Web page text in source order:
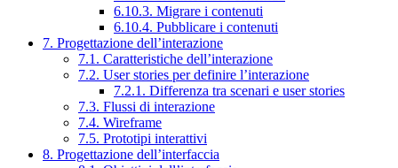
6.10.3. Migrare i contenuti
6.10.4. Pubblicare i contenuti
7. Progettazione dell’interazione
7.1. Caratteristiche dell’interazione
7.2. User stories per definire l’interazione
7.2.1. Differenza tra scenari e user stories
7.3. Flussi di interazione
7.4. Wireframe
7.5. Prototipi interattivi
8. Progettazione dell’interfaccia